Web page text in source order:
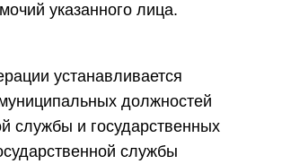
указанного лица.
устанавливается
должностей
службы и государственных
службы